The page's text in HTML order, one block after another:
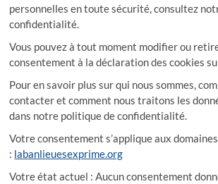
personnelles en toute sécurité, consultez
confidentialité.
Vous pouvez à tout moment modifier ou
consentement à la déclaration des cookies
Pour en savoir plus sur qui nous sommes,
contacter et comment nous traitons les
dans notre politique de confidentialité.
Votre consentement s’applique aux
: labanlieuesexprime.org
Votre état actuel : Aucun consentement